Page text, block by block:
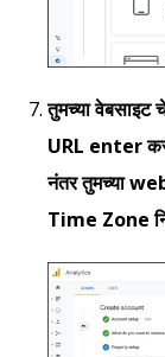
तुमच्या वेबसाइट
URL enter
नंतर तुमच्या
Time Zone